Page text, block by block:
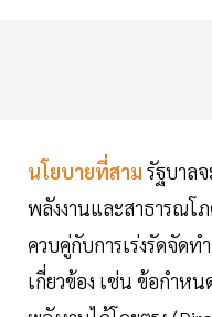
นโยบายที่สาม รัฐบาล
พลังงานและสาธารณโภ
ควบคู่กับการเร่งรัดจัด
เกี่ยวข้อง เช่น ข้อกำห